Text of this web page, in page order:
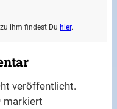
zu ihm findest Duhier.
veröffentlicht.
markiert